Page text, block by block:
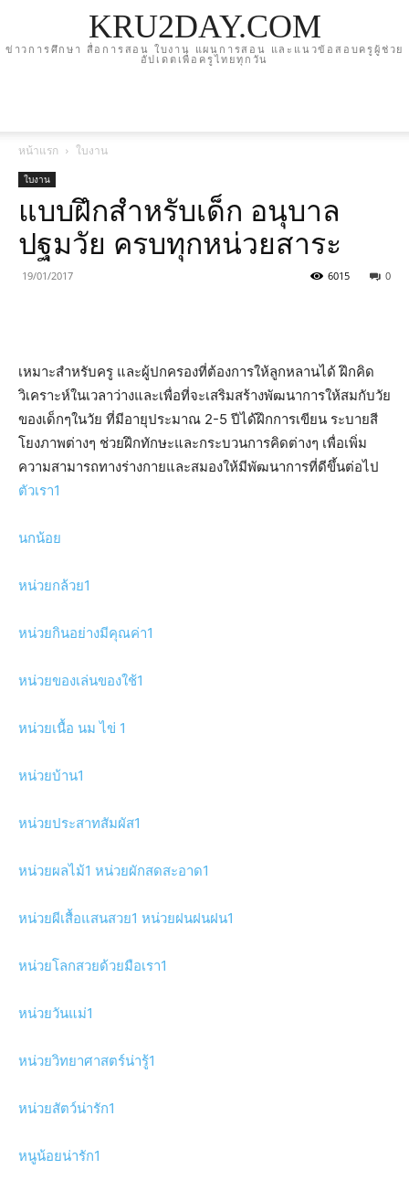
KRU2DAY.COM
ข่าวการศึกษา สื่อการสอน ใบงาน แผนการสอน และแนวข้อสอบครูผู้ช่วย
อัปเดตเพื่อครูไทยทุกวัน
หน้าแรก ใบงาน
ใบงาน
แบบฝึกสำหรับเด็ก อนุบาล
ปฐมวัย ครบทุกหน่วยสาระ
19/01/2017 0
6015
เหมาะสำหรับครู และผู้ปกครองที่ต้องการให้ลูกหลานได้ ฝึกคิด
วิเคราะห์ในเวลาว่างและเพื่อที่จะเสริมสร้างพัฒนาการให้สมกับวัย
ของเด็กๆในวัย ที่มีอายุประมาณ 2-5 ปีได้ฝึกการเขียน ระบายสี
โยงภาพต่างๆ ช่วยฝึกทักษะและกระบวนการคิดต่างๆ เพื่อเพิ่ม
ความสามารถทางร่างกายและสมองให้มีพัฒนาการที่ดีขึ้นต่อไป
ตัวเรา1
นกน้อย
หน่วยกล้วย1
หน่วยกินอย่างมีคุณค่า1
หน่วยของเล่นของใช้1
หน่วยเนื้อ นม ไข่ 1
หน่วยบ้าน1
หน่วยประสาทสัมผัส1
หน่วยผลไม้1 หน่วยผักสดสะอาด1
หน่วยผีเสื้อแสนสวย1 หน่วยฝนฝนฝน1
หน่วยโลกสวยด้วยมือเรา1
หน่วยวันแม่1
หน่วยวิทยาศาสตร์น่ารู้1
หน่วยสัตว์น่ารัก1
หนูน้อยน่ารัก1